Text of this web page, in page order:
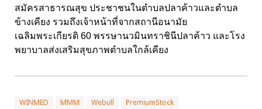
สมัครสาธารณสุข ประชาชนในตำบลปลาค้าวและตำบล
ข้างเคียง รวมถึงเจ้าหน้าที่จากสถานีอนามัย
เฉลิมพระเกียรติ 60 พรรษานวมินทราชินีปลาค้าว และโรง
พยาบาลส่งเสริมสุขภาพตำบลใกล้เคียง
WINMED MMM Webull PremiumStock